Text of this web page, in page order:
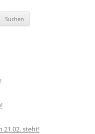
21.02. steht!